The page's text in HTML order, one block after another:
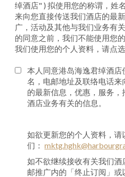
绰酒店" ) 拟使用您的称谓，姓
来向您直接传送我们酒店的最
广，活动及其他与我们业务有
的同意之前，我们不能使用您
我们使用您的个人资料，请点
本人同意港岛海逸君绰酒店
名，电邮地址及联络电话
的最新信息，优惠，服务
酒店业务有关的信息。
如欲更新您的个人资料，
们：
如不欲继续接收有关我们
邮推广内的「终止订阅」